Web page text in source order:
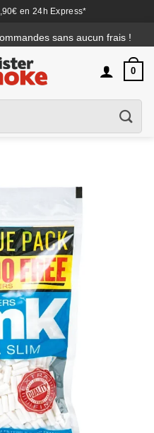
en 24h Express*
sans aucun frais !
0